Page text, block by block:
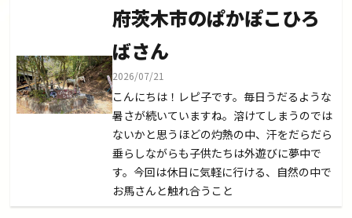
府茨木市のぱかぽこひろ
ばさん
2026/07/21
こんにちは！レピ子です。毎日うだるような
暑さが続いていますね。溶けてしまうのでは
ないかと思うほどの灼熱の中、汗をだらだら
垂らしながらも子供たちは外遊びに夢中で
す。今回は休日に気軽に行ける、自然の中で
お馬さんと触れ合うこと